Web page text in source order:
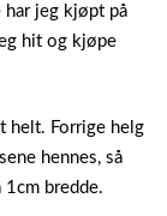
har jeg kjøpt på
hit og kjøpe
helt. Forrige helg
hennes, så
bredde.